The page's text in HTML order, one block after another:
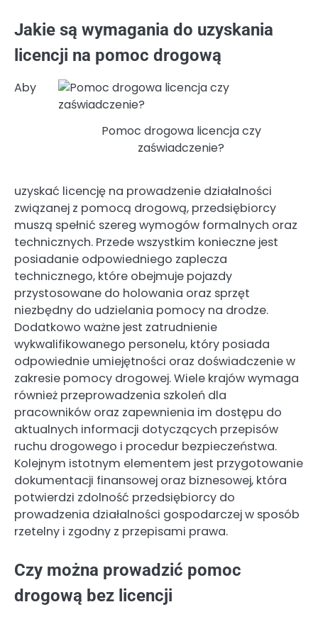
Jakie są wymagania do uzyskania
licencji na pomoc drogową
Pomoc drogowa licencja czy
zaświadczenie?
Aby
uzyskać licencję na prowadzenie działalności
związanej z pomocą drogową, przedsiębiorcy
muszą spełnić szereg wymogów formalnych oraz
technicznych. Przede wszystkim konieczne jest
posiadanie odpowiedniego zaplecza
technicznego, które obejmuje pojazdy
przystosowane do holowania oraz sprzęt
niezbędny do udzielania pomocy na drodze.
Dodatkowo ważne jest zatrudnienie
wykwalifikowanego personelu, który posiada
odpowiednie umiejętności oraz doświadczenie w
zakresie pomocy drogowej. Wiele krajów wymaga
również przeprowadzenia szkoleń dla
pracowników oraz zapewnienia im dostępu do
aktualnych informacji dotyczących przepisów
ruchu drogowego i procedur bezpieczeństwa.
Kolejnym istotnym elementem jest przygotowanie
dokumentacji finansowej oraz biznesowej, która
potwierdzi zdolność przedsiębiorcy do
prowadzenia działalności gospodarczej w sposób
rzetelny i zgodny z przepisami prawa.
Czy można prowadzić pomoc
drogową bez licencji